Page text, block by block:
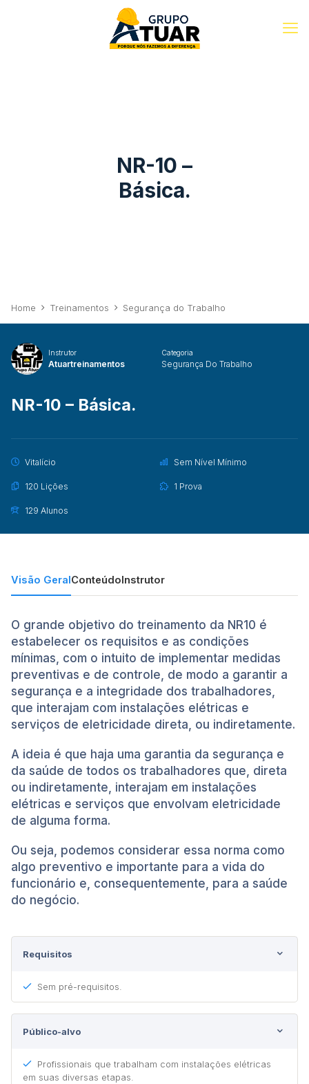
NR-10 –
Básica.
Home Treinamentos Segurança do Trabalho
Instrutor
Atuartreinamentos
Categoria
Segurança Do Trabalho
NR-10 – Básica.
Vitalício Sem Nível Mínimo
120 Lições 1 Prova
129 Alunos
Visão GeralConteúdoInstrutor
O grande objetivo do treinamento da NR10 é
estabelecer os requisitos e as condições
mínimas, com o intuito de implementar medidas
preventivas e de controle, de modo a garantir a
segurança e a integridade dos trabalhadores,
que interajam com instalações elétricas e
serviços de eletricidade direta, ou indiretamente.
A ideia é que haja uma garantia da segurança e
da saúde de todos os trabalhadores que, direta
ou indiretamente, interajam em instalações
elétricas e serviços que envolvam eletricidade
de alguma forma.
Ou seja, podemos considerar essa norma como
algo preventivo e importante para a vida do
funcionário e, consequentemente, para a saúde
do negócio.
Requisitos
Sem pré-requisitos.
Público-alvo
Profissionais que trabalham com instalações elétricas
em suas diversas etapas.